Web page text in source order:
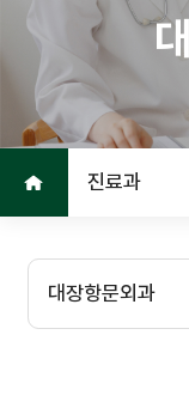
진료과
이용안내
병원소개
진료과
대장항문외과